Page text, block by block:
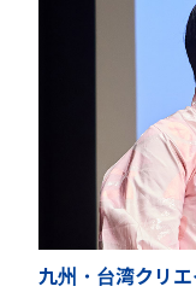
九州・台湾クリ